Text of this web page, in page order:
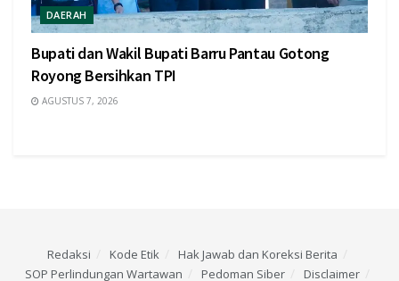
DAERAH
Bupati dan Wakil Bupati Barru Pantau Gotong
Royong Bersihkan TPI
AGUSTUS 7, 2026
Redaksi Kode Etik
Hak Jawab dan Koreksi Berita
SOP Perlindungan Wartawan
Pedoman Siber Disclaimer